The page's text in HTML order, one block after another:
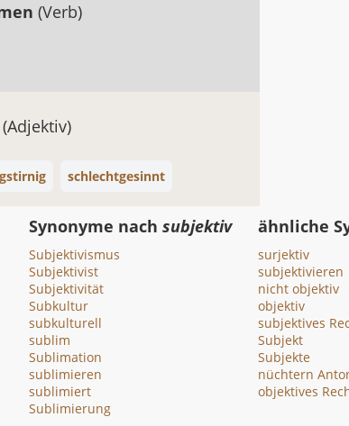
(Verb)
(Adjektiv)
schlechtgesinnt
Synonyme nachsubjektiv
Subjektivismus
Subjektivist
Subjektivität
Subkultur
subkulturell
sublim
Sublimation
sublimieren
sublimiert
Sublimierung
ähnliche
surjektiv
subjektivieren
nicht objektiv
objektiv
subjektives
Subjekt
Subjekte
nüchtern
objektives